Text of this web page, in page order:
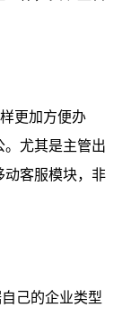
更加方便办
。尤其是主管出
动客服模块，非
己的企业类型